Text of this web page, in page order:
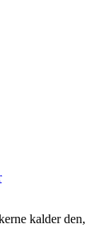
kalder den,